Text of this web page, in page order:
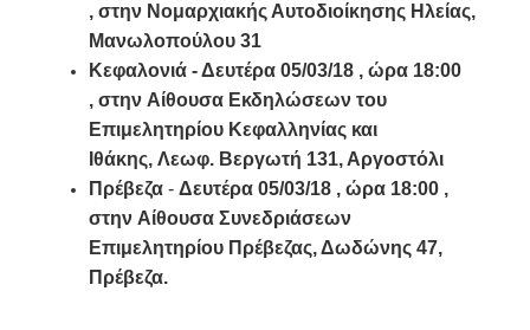
, στην Νομαρχιακής Αυτοδιοίκησης Ηλείας,
Μανωλοπούλου 31
Κεφαλονιά - Δευτέρα 05/03/18 , ώρα 18:00
, στην Αίθουσα Εκδηλώσεων του
Επιμελητηρίου Κεφαλληνίας και
Ιθάκης, Λεωφ. Βεργωτή 131, Αργοστόλι
Πρέβεζα - Δευτέρα 05/03/18 , ώρα 18:00 ,
στην Αίθουσα Συνεδριάσεων
Επιμελητηρίου Πρέβεζας, Δωδώνης 47,
Πρέβεζα.